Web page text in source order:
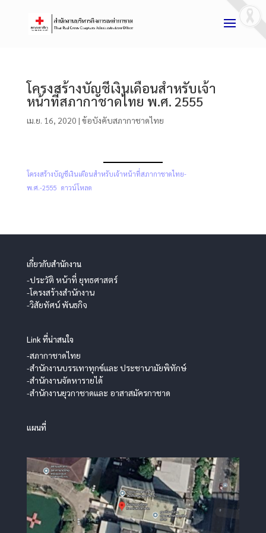
โครงสร้างบัญชีเงินเดือนสำหรับเจ้า
หน้าที่สภากาชาดไทย พ.ศ. 2555
เม.ย. 16, 2020 | ข้อบังคับสภากาชาดไทย
โครงสร้างบัญชีเงินเดือนสำหรับเจ้าหน้าที่สภากาชาดไทย-
พ.ศ.-2555 ดาวน์โหลด
เกี่ยวกับสำนักงาน
-ประวัติ หน้าที่ ยุทธศาสตร์
-โครงสร้างสำนักงาน
-วิสัยทัศน์ พันธกิจ
Link ที่น่าสนใจ
-สภากาชาดไทย
-สำนักงานบรรเทาทุกข์และ ประชานามัยพิทักษ์
-สำนักงานจัดหารายได้
-สำนักงานยุวกาชาดและ อาสาสมัครกาชาด
แผนที่